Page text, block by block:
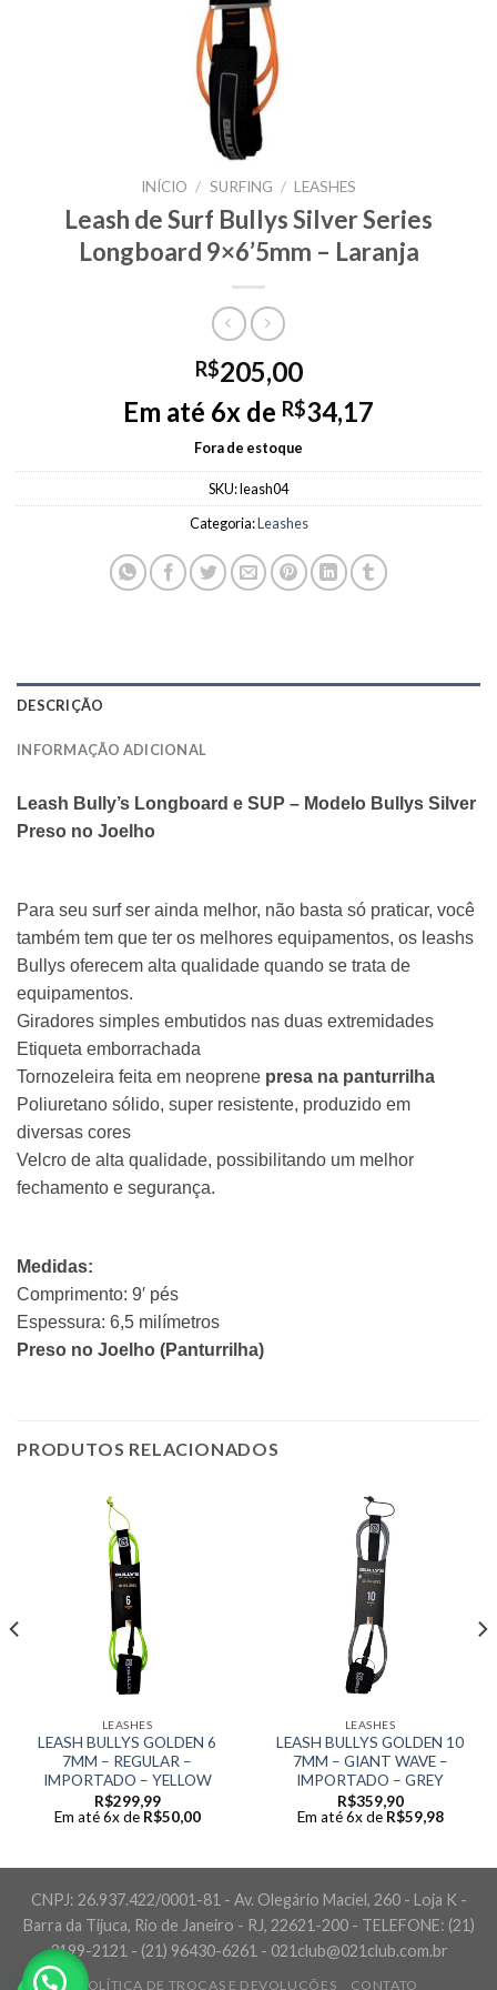
INÍCIO / SURFING / LEASHES
Leash de Surf Bullys Silver Series
Longboard 9×6’5mm – Laranja
R$205,00
Em até 6x de R$34,17
Fora de estoque
SKU:leash04
Categoria:Leashes
DESCRIÇÃO
INFORMAÇÃO ADICIONAL
Leash Bully’s Longboard e SUP – Modelo Bullys Silver
Preso no Joelho
Para seu surf ser ainda melhor, não basta só praticar, você
também tem que ter os melhores equipamentos, os leashs
Bullys oferecem alta qualidade quando se trata de
equipamentos.
Giradores simples embutidos nas duas extremidades
Etiqueta emborrachada
Tornozeleira feita em neoprene presa na panturrilha
Poliuretano sólido, super resistente, produzido em
diversas cores
Velcro de alta qualidade, possibilitando um melhor
fechamento e segurança.
Medidas:
Comprimento: 9′ pés
Espessura: 6,5 milímetros
Preso no Joelho (Panturrilha)
PRODUTOS RELACIONADOS
LEASHES
LEASH BULLYS GOLDEN 6
7MM – REGULAR –
IMPORTADO – YELLOW
R$299,99
Em até 6x de R$50,00
LEASHES
LEASH BULLYS GOLDEN 10
7MM – GIANT WAVE –
IMPORTADO – GREY
R$359,90
Em até 6x de R$59,98
CNPJ: 26.937.422/0001-81 - Av. Olegário Maciel, 260 - Loja K -
Barra da Tijuca, Rio de Janeiro - RJ, 22621-200 - TELEFONE: (21)
3199-2121 - (21) 96430-6261 - 021club@021club.com.br
POLÍTICA DE TROCAS E DEVOLUÇÕES CONTATO